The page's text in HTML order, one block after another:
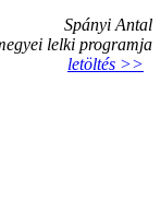
Spányi Antal
lelki programja
letöltés >>